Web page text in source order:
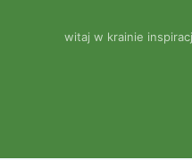
witaj w krainie